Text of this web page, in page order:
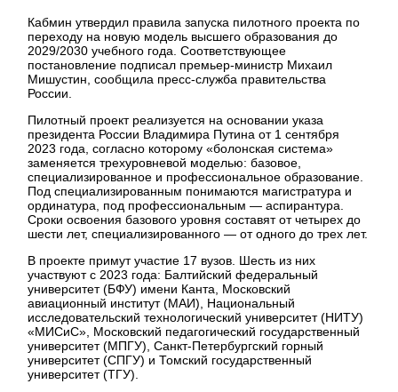
Кабмин утвердил правила запуска пилотного проекта по
переходу на новую модель высшего образования до
2029/2030 учебного года. Соответствующее
постановление подписал премьер-министр Михаил
Мишустин, сообщила пресс-служба правительства
России.
Пилотный проект реализуется на основании указа
президента России Владимира Путина от 1 сентября
2023 года, согласно которому «болонская система»
заменяется трехуровневой моделью: базовое,
специализированное и профессиональное образование.
Под специализированным понимаются магистратура и
ординатура, под профессиональным — аспирантура.
Сроки освоения базового уровня составят от четырех до
шести лет, специализированного — от одного до трех лет.
В проекте примут участие 17 вузов. Шесть из них
участвуют с 2023 года: Балтийский федеральный
университет (БФУ) имени Канта, Московский
авиационный институт (МАИ), Национальный
исследовательский технологический университет (НИТУ)
«МИСиС», Московский педагогический государственный
университет (МПГУ), Санкт-Петербургский горный
университет (СПГУ) и Томский государственный
университет (ТГУ).